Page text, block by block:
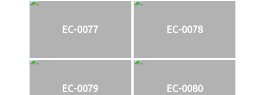
EC-0077 EC-0078
EC-0079 EC-0080